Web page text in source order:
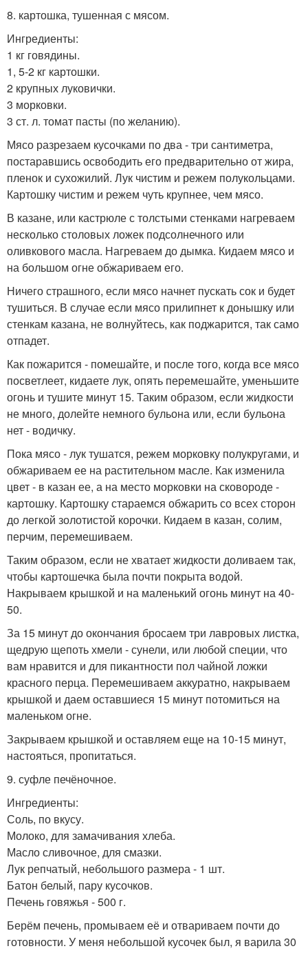
8. картошка, тушенная с мясом.
Ингредиенты:
1 кг говядины.
1, 5-2 кг картошки.
2 крупных луковички.
3 морковки.
3 ст. л. томат пасты (по желанию).
Мясо разрезаем кусочками по два - три сантиметра,
постаравшись освободить его предварительно от жира,
пленок и сухожилий. Лук чистим и режем полукольцами.
Картошку чистим и режем чуть крупнее, чем мясо.
В казане, или кастрюле с толстыми стенками нагреваем
несколько столовых ложек подсолнечного или
оливкового масла. Нагреваем до дымка. Кидаем мясо и
на большом огне обжариваем его.
Ничего страшного, если мясо начнет пускать сок и будет
тушиться. В случае если мясо прилипнет к донышку или
стенкам казана, не волнуйтесь, как поджарится, так само
отпадет.
Как пожарится - помешайте, и после того, когда все мясо
посветлеет, кидаете лук, опять перемешайте, уменьшите
огонь и тушите минут 15. Таким образом, если жидкости
не много, долейте немного бульона или, если бульона
нет - водичку.
Пока мясо - лук тушатся, режем морковку полукругами, и
обжариваем ее на растительном масле. Как изменила
цвет - в казан ее, а на место морковки на сковороде -
картошку. Картошку стараемся обжарить со всех сторон
до легкой золотистой корочки. Кидаем в казан, солим,
перчим, перемешиваем.
Таким образом, если не хватает жидкости доливаем так,
чтобы картошечка была почти покрыта водой.
Накрываем крышкой и на маленький огонь минут на 40-
50.
За 15 минут до окончания бросаем три лавровых листка,
щедрую щепоть хмели - сунели, или любой специи, что
вам нравится и для пикантности пол чайной ложки
красного перца. Перемешиваем аккуратно, накрываем
крышкой и даем оставшиеся 15 минут потомиться на
маленьком огне.
Закрываем крышкой и оставляем еще на 10-15 минут,
настояться, пропитаться.
9. суфле печёночное.
Ингредиенты:
Соль, по вкусу.
Молоко, для замачивания хлеба.
Масло сливочное, для смазки.
Лук репчатый, небольшого размера - 1 шт.
Батон белый, пару кусочков.
Печень говяжья - 500 г.
Берём печень, промываем её и отвариваем почти до
готовности. У меня небольшой кусочек был, я варила 30